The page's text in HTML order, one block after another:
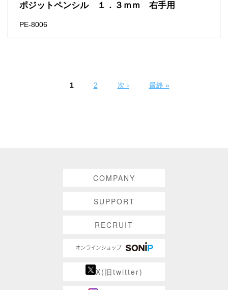
ポジットペンシル １．３ｍｍ 右手用
PE-8006
1 2 次 › 最終 »
COMPANY
SUPPORT
RECRUIT
X(旧twitter)